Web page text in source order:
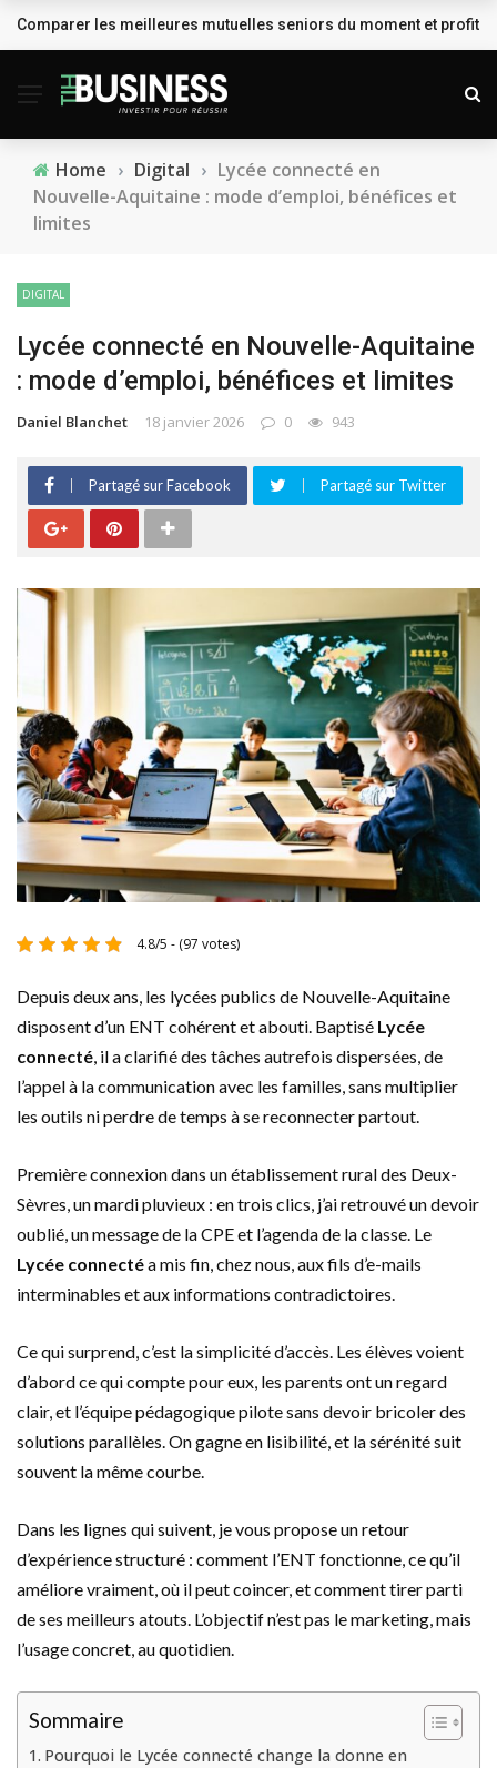
BREAKING NEWS
Comparer les meilleures mutuelles seniors du moment et
Home › Digital › Lycée connecté en
Nouvelle-Aquitaine : mode d’emploi, bénéfices et
limites
DIGITAL
Lycée connecté en Nouvelle-Aquitaine
: mode d’emploi, bénéfices et limites
Daniel Blanchet 18 janvier 2026 0 943
Partagé sur Facebook Partagé sur Twitter
4.8/5 - (97 votes)
Depuis deux ans, les lycées publics de Nouvelle-Aquitaine
disposent d’un ENT cohérent et abouti. Baptisé Lycée
connecté, il a clarifié des tâches autrefois dispersées, de
l’appel à la communication avec les familles, sans multiplier
les outils ni perdre de temps à se reconnecter partout.
Première connexion dans un établissement rural des Deux-
Sèvres, un mardi pluvieux : en trois clics, j’ai retrouvé un devoir
oublié, un message de la CPE et l’agenda de la classe. Le
Lycée connectéa mis fin, chez nous, aux fils d’e-mails
interminables et aux informations contradictoires.
Ce qui surprend, c’est la simplicité d’accès. Les élèves voient
d’abord ce qui compte pour eux, les parents ont un regard
clair, et l’équipe pédagogique pilote sans devoir bricoler des
solutions parallèles. On gagne en lisibilité, et la sérénité suit
souvent la même courbe.
Dans les lignes qui suivent, je vous propose un retour
d’expérience structuré : comment l’ENT fonctionne, ce qu’il
améliore vraiment, où il peut coincer, et comment tirer parti
de ses meilleurs atouts. L’objectif n’est pas le marketing, mais
l’usage concret, au quotidien.
Sommaire
Pourquoi le Lycée connecté change la donne en